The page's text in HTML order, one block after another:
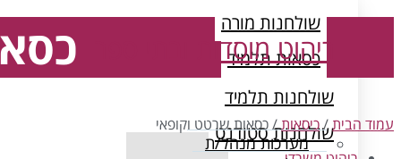
שולחנות מורה
כסאות תלמיד
ארונות מתכת
ריהוט מוסדות ובתי ספר
שולחנות תלמיד
שולחנות סטודנטעמוד הבית/כיסאות/ כסאות שרטט וקופאי
מערכות מנהל/ת